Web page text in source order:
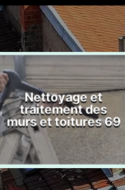
Nettoyage et
traitement des
murs et toitures 69